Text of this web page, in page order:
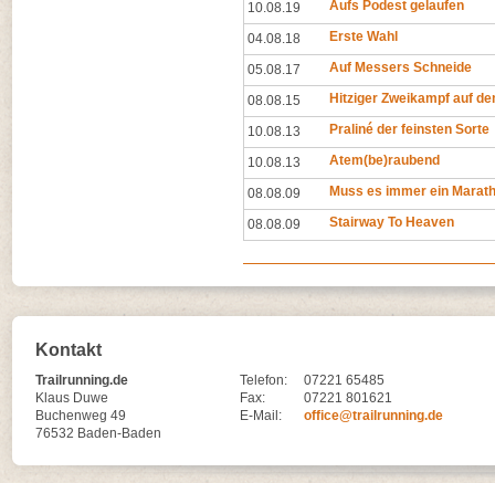
10.08.19 Aufs Podest gelaufen
04.08.18 Erste Wahl
05.08.17 Auf Messers Schneide
08.08.15 Hitziger Zweikampf auf
10.08.13 Praliné der feinsten Sorte
10.08.13 Atem(be)raubend
08.08.09 Muss es immer ein
08.08.09 Stairway To Heaven
Kontakt
Trailrunning.de
Klaus Duwe
Buchenweg 49
76532 Baden-Baden
Telefon:
07221 65485
Fax:
07221 801621
E-Mail:
office@trailrunning.de